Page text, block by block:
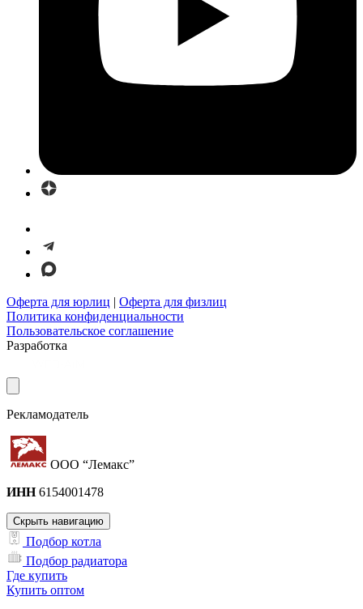
Оферта для юрлиц | Оферта для физлиц
Политика конфиденциальности
Пользовательское соглашение
Разработка
Рекламодатель
ООО “Лемакс”
ИНН6154001478
Скрыть навигацию
Подбор котла
Подбор радиатора
Где купить
Купить оптом